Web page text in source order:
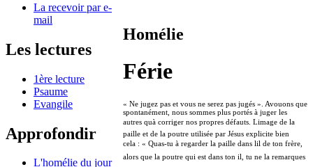
La recevoir par e-
mail
Les lectures
1ère lecture
Psaume
Evangile
Approfondir
L'homélie du jour
Homélie
Férie
« Ne jugez pas et vous ne serez pas jugés ». Avouons que
spontanément, nous sommes plus portés à juger les
autres quà corriger nos propres défauts. Limage de la
paille et de la poutre utilisée par Jésus explicite bien
cela : « Quas-tu à regarder la paille dans lil de ton frère,
alors que la poutre qui est dans ton il, tu ne la remarques